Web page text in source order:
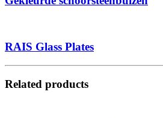
RAIS Glass Plates
Related products